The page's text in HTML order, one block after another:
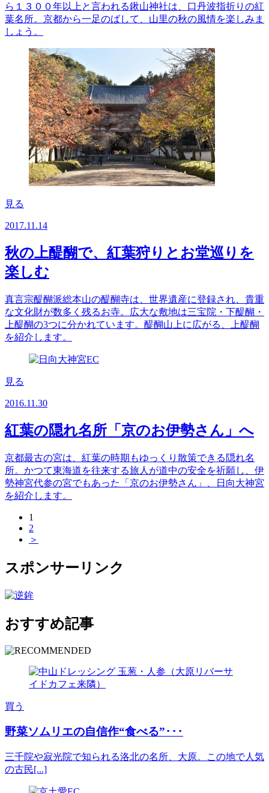
ら１３００年以上と言われる鍬山神社は、口丹波指折りの紅
葉名所。京都から一足のばして、山里の秋の風情を楽しみま
しょう。
見る
2017.11.14
秋の上醍醐で、紅葉狩りとお堂巡りを
楽しむ
真言宗醍醐派総本山の醍醐寺は、世界遺産に登録され、貴重
な文化財が数多く残るお寺。広大な敷地は三宝院・下醍醐・
上醍醐の3つに分かれています。醍醐山上に広がる、上醍醐
を紹介します。
見る
2016.11.30
紅葉の隠れ名所「京のお伊勢さん」へ
京都最古の宮は、紅葉の時期もゆっくり散策できる隠れ名
所。かつて東海道を往来する旅人が道中の安全を祈願し、伊
勢神宮代参の宮でもあった「京のお伊勢さん」、日向大神宮
を紹介します。
1
2
＞
スポンサーリンク
おすすめ記事
買う
野菜ソムリエの自信作“食べる”･･･
三千院や寂光院で知られる洛北の名所、大原。この地で人気
の古民[...]